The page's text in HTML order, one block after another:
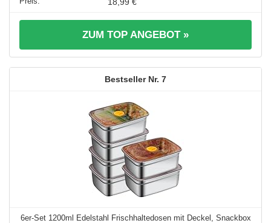
ZUM TOP ANGEBOT »
7
6er-Set 1200ml Edelstahl Frischhaltedosen mit Deckel, Snackbox